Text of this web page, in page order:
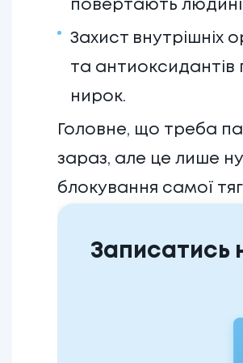
повертають
Захист внутрішніх
та антиоксидантів
нирок.
Головне, що треба
зараз, але це лише
блокування самої
Записатись